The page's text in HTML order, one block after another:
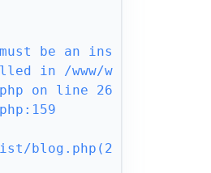
be an ins
in /www/w
on line 26
list/blog.php(2